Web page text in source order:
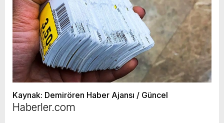
Kaynak: Demirören Haber Ajansı / Güncel
Haberler.com